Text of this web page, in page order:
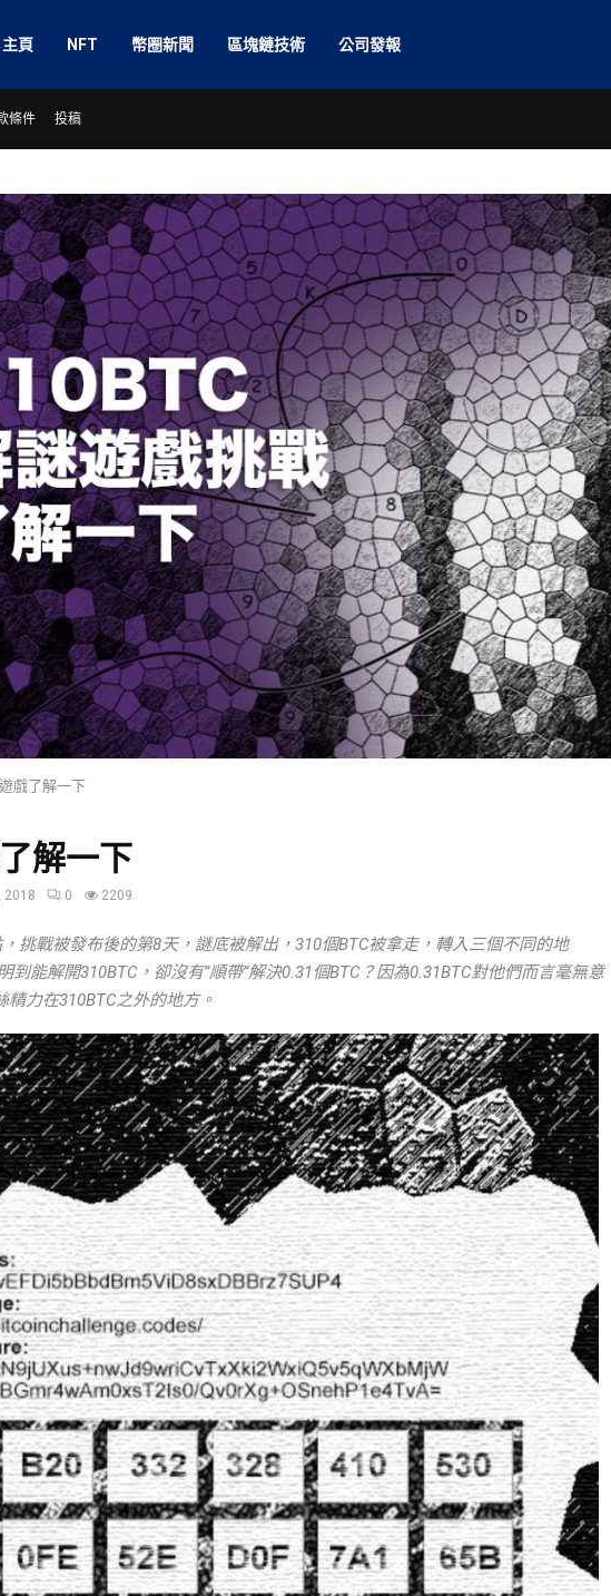
主頁 NFT 幣圈新聞 區塊鏈技術 公司發報
條件 投稿
戲了解一下
解一下
2018 0 2209
挑戰被發布後的第8天，謎底被解出，310個BTC被拿走，轉入三個不同的地
到能解開310BTC，卻沒有”順帶”解決0.31個BTC？因為0.31BTC對他們而言毫無意
力在310BTC之外的地方。